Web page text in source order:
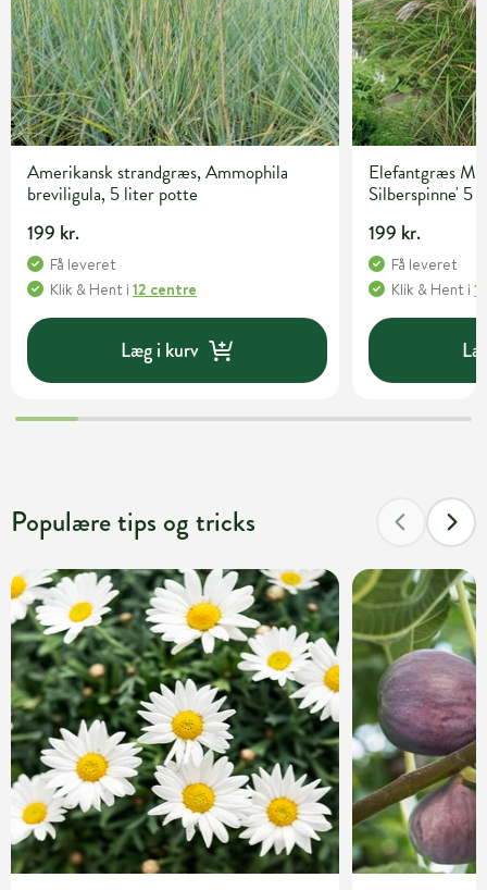
Amerikansk strandgræs, Ammophila
breviligula, 5 liter potte
199 kr.
Få leveret
Klik & Hent i 12 centre
Læg i kurv
Elefantgræs
Silberspinne' 5
199 kr.
Få leveret
Klik & Hent i
Populære tips og tricks